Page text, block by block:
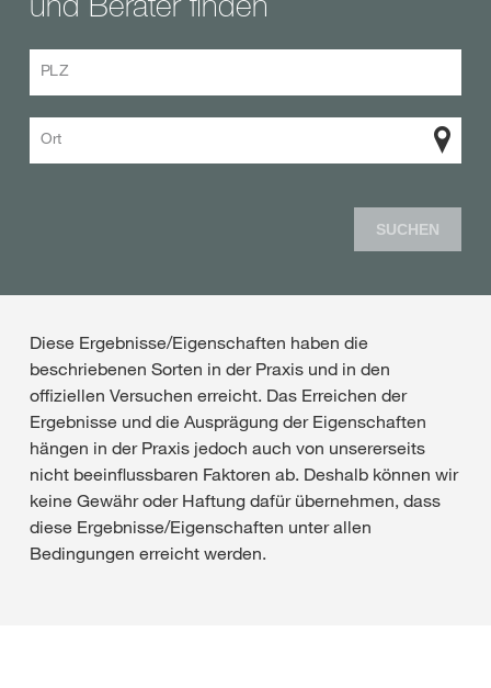
PLZ
Ort
SUCHEN
Diese Ergebnisse/Eigenschaften haben die
beschriebenen Sorten in der Praxis und in den
offiziellen Versuchen erreicht. Das Erreichen der
Ergebnisse und die Ausprägung der Eigenschaften
hängen in der Praxis jedoch auch von unsererseits
nicht beeinflussbaren Faktoren ab. Deshalb können wir
keine Gewähr oder Haftung dafür übernehmen, dass
diese Ergebnisse/Eigenschaften unter allen
Bedingungen erreicht werden.